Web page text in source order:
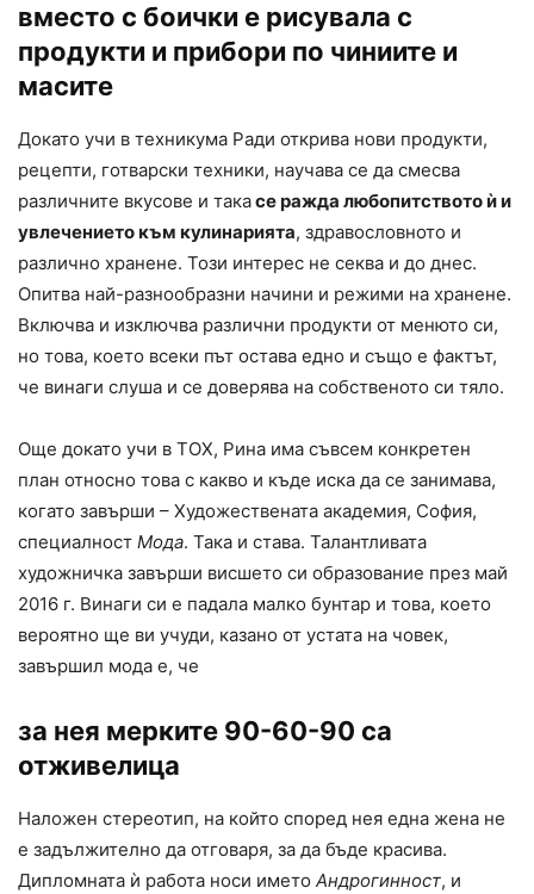
вместо с боички е рисувала с
продукти и прибори по чиниите и
масите
Докато учи в техникума Ради открива нови продукти,
рецепти, готварски техники, научава се да смесва
различните вкусове и такасе ражда любопитството ѝ и
увлечението към кулинарията, здравословното и
различно хранене. Този интерес не секва и до днес.
Опитва най-разнообразни начини и режими на хранене.
Включва и изключва различни продукти от менюто си,
но това, което всеки път остава едно и също е фактът,
че винаги слуша и се доверява на собственото си тяло.
Още докато учи в ТОХ, Рина има съвсем конкретен
план относно това с какво и къде иска да се занимава,
когато завърши – Художествената академия, София,
специалност Мода. Така и става. Талантливата
художничка завърши висшето си образование през май
2016 г. Винаги си е падала малко бунтар и това, което
вероятно ще ви учуди, казано от устата на човек,
завършил мода е, че
за нея мерките 90-60-90 са
отживелица
Наложен стереотип, на който според нея една жена не
е задължително да отговаря, за да бъде красива.
Дипломната ѝ работа носи името Андрогинност, и